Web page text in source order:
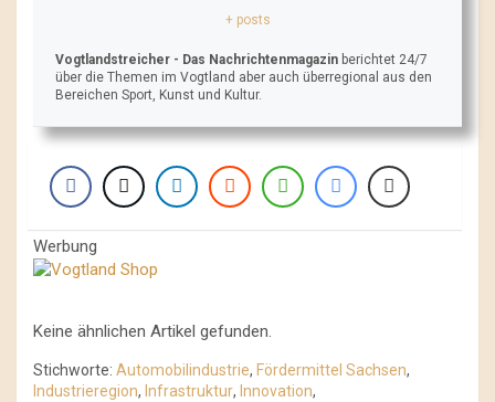
+ posts
Vogtlandstreicher - Das Nachrichtenmagazin berichtet 24/7
über die Themen im Vogtland aber auch überregional aus den
Bereichen Sport, Kunst und Kultur.
Werbung
Keine ähnlichen Artikel gefunden.
Stichworte: Automobilindustrie, Fördermittel Sachsen,
Industrieregion, Infrastruktur, Innovation,